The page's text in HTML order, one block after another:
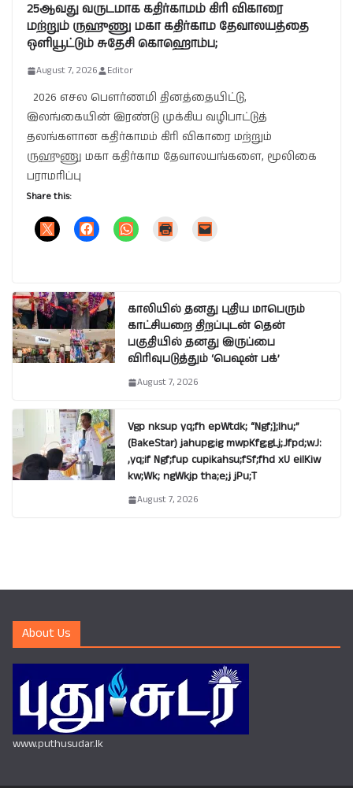
25ஆவது வருடமாக கதிர்காமம் கிரி விகாரை
மற்றும் ருஹுணு மகா கதிர்காம தேவாலயத்தை
ஒளியூட்டும் சுதேசி கொஹொம்ப;
August 7, 2026 Editor
2026 எசல பௌர்ணமி தினத்தையிட்டு,
இலங்கையின் இரண்டு முக்கிய வழிபாட்டுத்
தலங்களான கதிர்காமம் கிரி விகாரை மற்றும்
ருஹுணு மகா கதிர்காம தேவாலயங்களை, மூலிகை
பராமரிப்பு
Share this:
காலியில் தனது புதிய மாபெரும்
காட்சியறை திறப்புடன் தென்
பகுதியில் தனது இருப்பை
விரிவுபடுத்தும் ‘பெஷன் பக்’
August 7, 2026
Vgp nksup yq;fh epWtdk; “Ngf;];lhu;”
(BakeStar) jahupg;ig mwpKfg;gLj;Jfpd;wJ:
,yq;if Ngf;fup cupikahsu;fSf;fhd xU eilKiw
kw;Wk; ngWkjp tha;e;j jPu;T
August 7, 2026
About Us
www.puthusudar.lk